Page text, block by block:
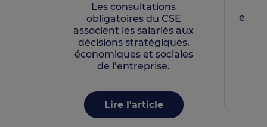
Les consultations
obligatoires du CSE
associent les salariés aux
décisions stratégiques,
économiques et sociales
de l’entreprise.
Lire l'article